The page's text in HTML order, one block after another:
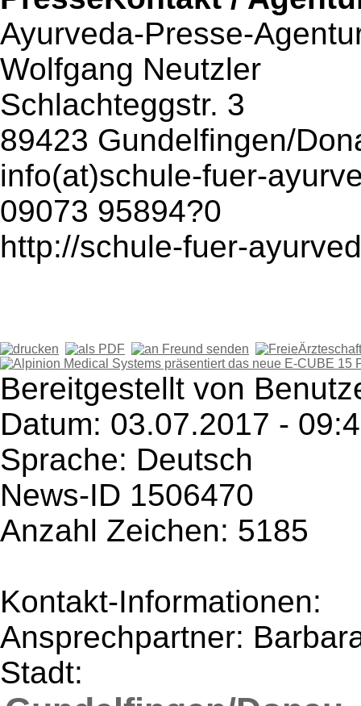
Ayurveda-Presse-
Wolfgang Neutzler
Schlachteggstr. 3
89423 Gundelfingen/
info(at)schule-fuer-
09073 95894?0
http://schule-fuer-
Bereitgestellt von
Datum: 03.07.2017 -
Sprache: Deutsch
News-ID 1506470
Anzahl Zeichen: 5185
Kontakt-Informationen:
Ansprechpartner:
Stadt: